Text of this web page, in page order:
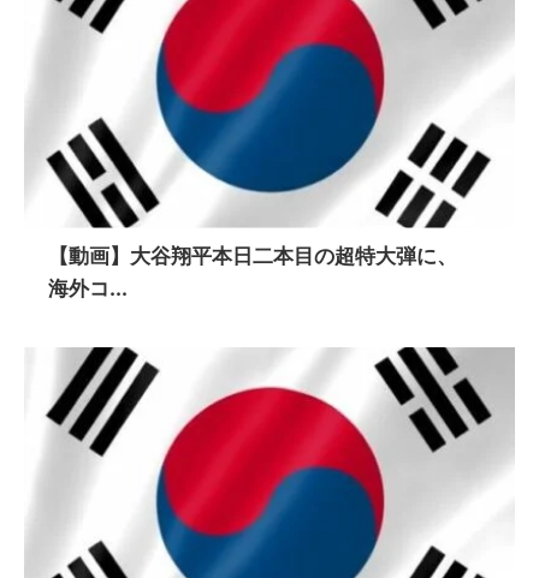
【動画】大谷翔平本日二本目の超特大弾に、
海外コ...